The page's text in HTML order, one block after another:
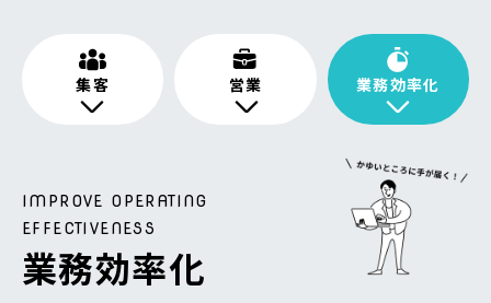
集客 営業 業務効率化
IMPROVE OPERATING
EFFECTIVENESS
業務効率化